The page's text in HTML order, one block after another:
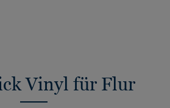
Vinyl für Flur